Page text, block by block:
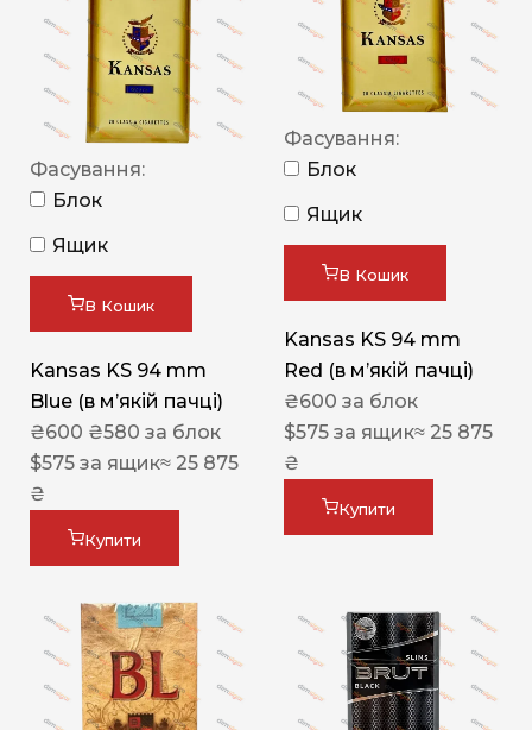
Фасування:
Блок
Ящик
В Кошик
Kansas KS 94 mm
Blue (в мʼякій пачці)
₴600 ₴580 за блок
$575 за ящик≈ 25 875
₴
Купити
Фасування:
Блок
Ящик
В Кошик
Kansas KS 94 mm
Red (в мʼякій пачці)
₴600 за блок
$575 за ящик≈ 25 875
₴
Купити